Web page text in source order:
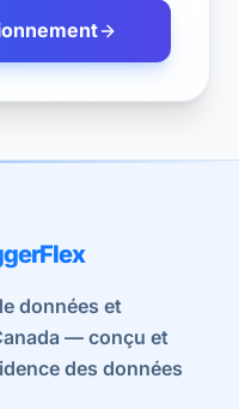
données et
— conçu et
des données